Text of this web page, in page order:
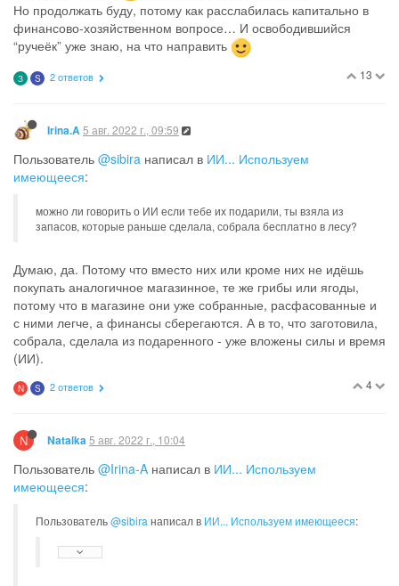
Но продолжать буду, потому как расслабилась капитально в
финансово-хозяйственном вопросе… И освободившийся
“ручеёк” уже знаю, на что направить
13
З S 2 ответов
Irina.A5 авг. 2022 г., 09:59
Пользователь @sibira написал в ИИ... Используем
имеющееся:
можно ли говорить о ИИ если тебе их подарили, ты взяла из
запасов, которые раньше сделала, собрала бесплатно в лесу?
Думаю, да. Потому что вместо них или кроме них не идёшь
покупать аналогичное магазинное, те же грибы или ягоды,
потому что в магазине они уже собранные, расфасованные и
с ними легче, а финансы сберегаются. А в то, что заготовила,
собрала, сделала из подаренного - уже вложены силы и время
(ИИ).
4
N S 2 ответов
N Natalka 5 авг. 2022 г., 10:04
Пользователь @Irina-A написал в ИИ... Используем
имеющееся:
Пользователь@sibira написал в ИИ... Используем имеющееся: